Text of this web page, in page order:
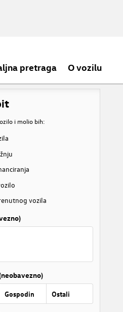
pretraga O vozilu
i molio bih:
vozila
Gospodin Ostali